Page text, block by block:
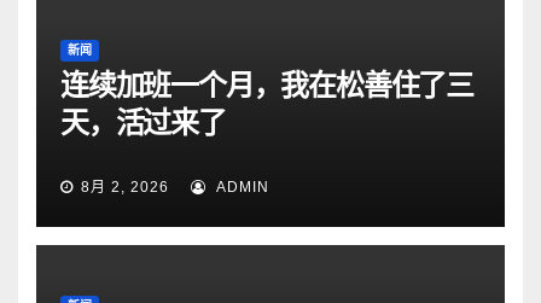
新闻
连续加班一个月，我在松善住了三
天，活过来了
8月 2, 2026 ADMIN